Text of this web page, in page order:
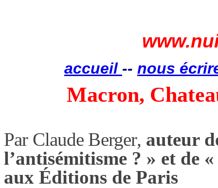
accueil -- nous
Macron,
Par Claude Berger, auteur
l’antisémitisme ? » et de
aux Éditions de Paris